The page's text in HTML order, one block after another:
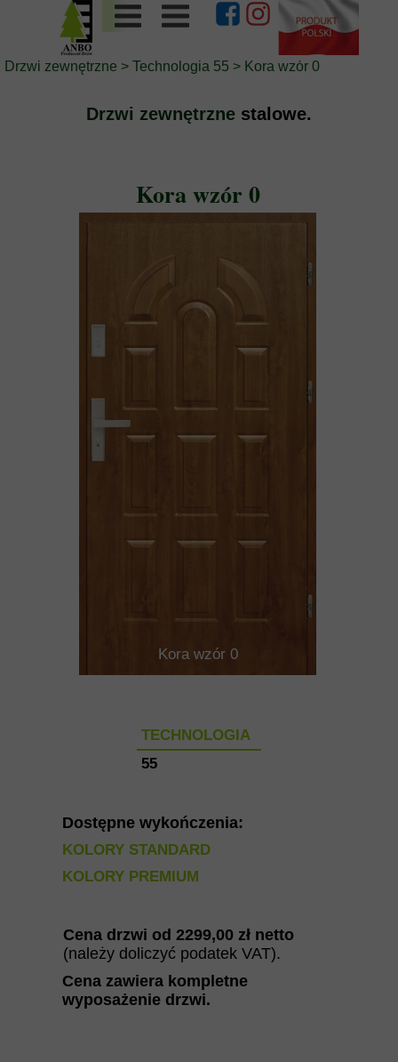
Drzwi zewnętrzne > Technologia 55 > Kora wzór 0
Cena zawiera kompletne
wyposażenie drzwi.
Cena drzwi od 2299,00 zł netto
(należy doliczyć podatek VAT).
KOLORY PREMIUM
KOLORY STANDARD
Dostępne wykończenia:
55
TECHNOLOGIA
Drzwi zewnętrzne stalowe.
Kora wzór 0
Kora wzór 0